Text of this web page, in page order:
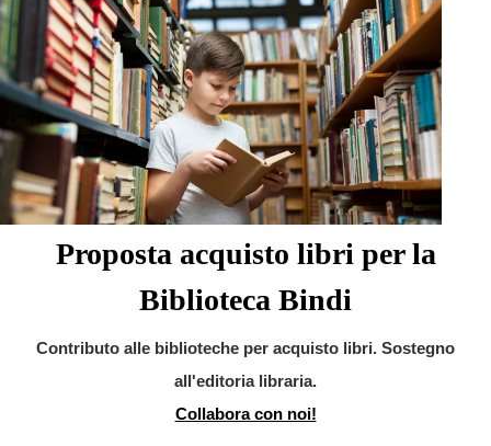
Proposta acquisto libri per la
Biblioteca Bindi
Contributo alle biblioteche per acquisto libri. Sostegno
all'editoria libraria.
Collabora con noi!